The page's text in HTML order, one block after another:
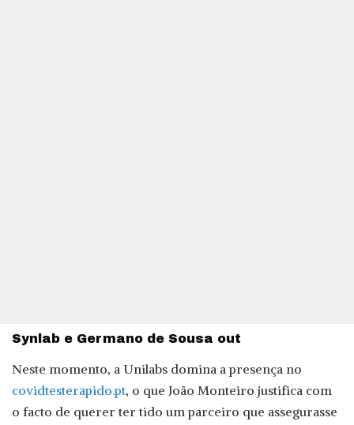
Synlab e Germano de Sousa out
Neste momento, a Unilabs domina a presença no
covidtesterapido.pt, o que João Monteiro justifica com
o facto de querer ter tido um parceiro que assegurasse